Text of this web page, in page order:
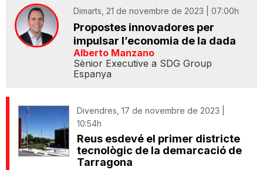
Dimarts, 21 de novembre de 2023 | 07:00h
Propostes innovadores per
impulsar l’economia de la dada
Alberto Manzano
Sènior Executive a SDG Group
Espanya
Divendres, 17 de novembre de 2023 |
10:54h
Reus esdevé el primer districte
tecnològic de la demarcació de
Tarragona